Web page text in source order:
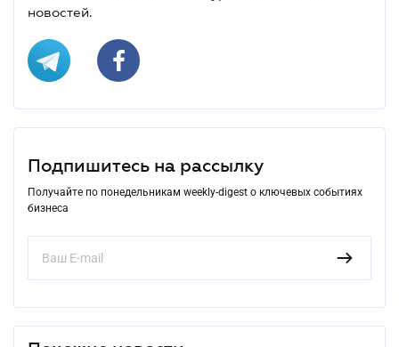
новостей.
Подпишитесь на рассылку
Получайте по понедельникам weekly-digest о ключевых событиях
бизнеса